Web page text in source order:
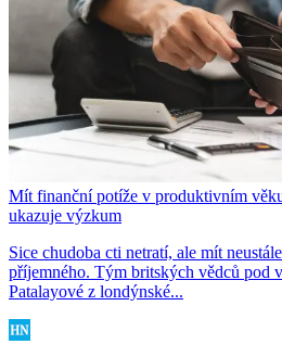
Mít finanční potíže v produktivním
ukazuje výzkum
Sice chudoba cti netratí, ale mít
příjemného. Tým britských vědců pod
Patalayové z londýnské...